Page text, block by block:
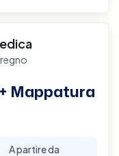
Mappatura
A partire da